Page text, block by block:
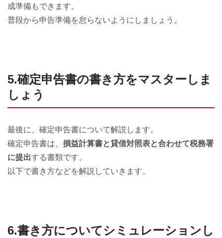
成準備もできます。
普段から申告準備を怠らないようにしましょう。
5.確定申告書の書き方をマスターしま
しょう
最後に、確定申告書について解説します。
確定申告書は、 損益計算書と貸借対照表と合わせて税務署
に提出する書類です。
以下で書き方などを解説していきます。
6.書き方についてシミュレーションし